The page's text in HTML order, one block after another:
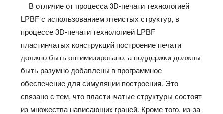
В отличие от процесса 3D-печати технологией
LPBF с использованием ячеистых структур, в
процессе 3D-печати технологией LPBF
пластинчатых конструкций построение печати
должно быть оптимизировано, а поддержки должны
быть разумно добавлены в программное
обеспечение для симуляции построения. Это
связано с тем, что пластинчатые структуры состоят
из множества нависающих граней. Кроме того, из-за